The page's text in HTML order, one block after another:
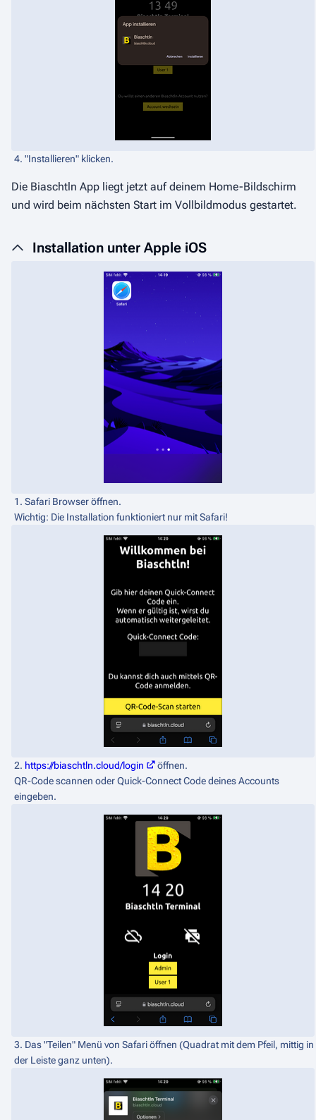
4. "Installieren" klicken.
Die Biaschtln App liegt jetzt auf deinem Home-Bildschirm
und wird beim nächsten Start im Vollbildmodus gestartet.
Installation unter Apple iOS
1. Safari Browser öffnen.
Wichtig: Die Installation funktioniert nur mit Safari!
2. https://biaschtln.cloud/login
öffnen.
QR-Code scannen oder Quick-Connect Code deines Accounts
eingeben.
3. Das "Teilen" Menü von Safari öffnen (Quadrat mit dem Pfeil, mittig in
der Leiste ganz unten).